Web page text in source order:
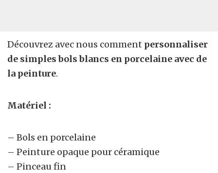
Découvrez avec nous comment personnaliser
de simples bolsblancs en porcelaine avec de
la peinture.
Matériel :
– Bols en porcelaine
– Peinture opaque pour céramique
– Pinceau fin